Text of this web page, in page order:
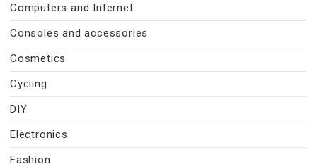
Computers and Internet
Consoles and accessories
Cosmetics
Cycling
DIY
Electronics
Fashion